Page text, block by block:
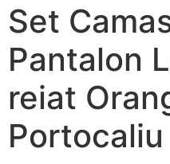
Set
Pantalon
reiat